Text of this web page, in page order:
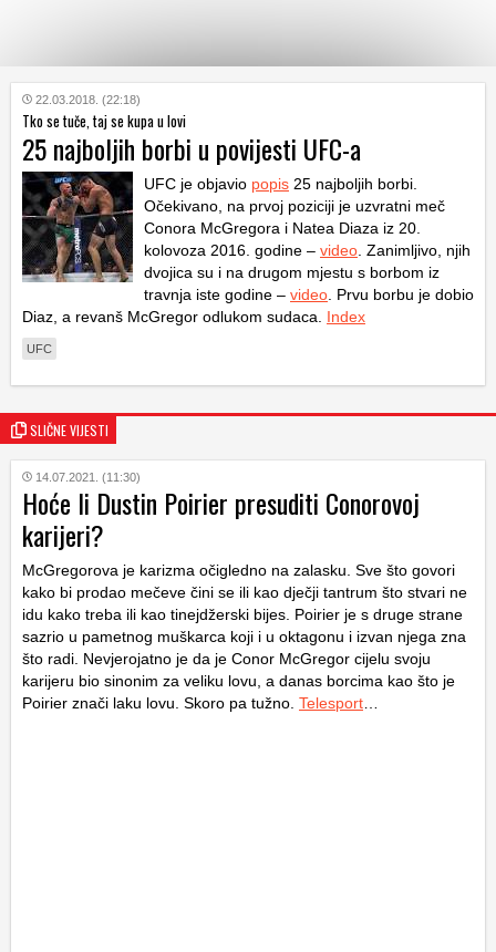
KATEGORIJE
HRVATSKI
WEB
22.03.2018. (22:18)
Tko se tuče, taj se kupa u lovi
25 najboljih borbi u povijesti UFC-a
UFC je objavio popis 25 najboljih borbi.
Očekivano, na prvoj poziciji je uzvratni meč
Conora McGregora i Natea Diaza iz 20.
kolovoza 2016. godine – video . Zanimljivo, njih
dvojica su i na drugom mjestu s borbom iz
travnja iste godine – video . Prvu borbu je dobio
Diaz, a revanš McGregor odlukom sudaca. Index
UFC
SLIČNE VIJESTI
14.07.2021. (11:30)
Hoće li Dustin Poirier presuditi Conorovoj
karijeri?
McGregorova je karizma očigledno na zalasku. Sve što govori
kako bi prodao mečeve čini se ili kao dječji tantrum što stvari ne
idu kako treba ili kao tinejdžerski bijes. Poirier je s druge strane
sazrio u pametnog muškarca koji i u oktagonu i izvan njega zna
što radi. Nevjerojatno je da je Conor McGregor cijelu svoju
karijeru bio sinonim za veliku lovu, a danas borcima kao što je
Poirier znači laku lovu. Skoro pa tužno. Telesport